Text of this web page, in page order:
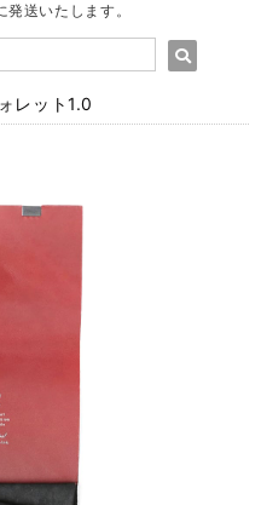
送いたします。
レット1.0